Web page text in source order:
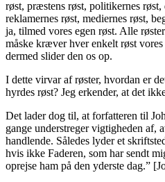
røst, præstens røst, politikernes
reklamernes røst, mediernes røst,
ja, tilmed vores egen røst. Alle
måske kræver hver enkelt røst vores
dermed slider den os op.
I dette virvar af røster, hvordan er
hyrdes røst? Jeg erkender, at det
Det lader dog til, at forfatteren til
gange understreger vigtigheden af,
handlende. Således lyder et
hvis ikke Faderen, som har sendt
oprejse ham på den yderste dag.”